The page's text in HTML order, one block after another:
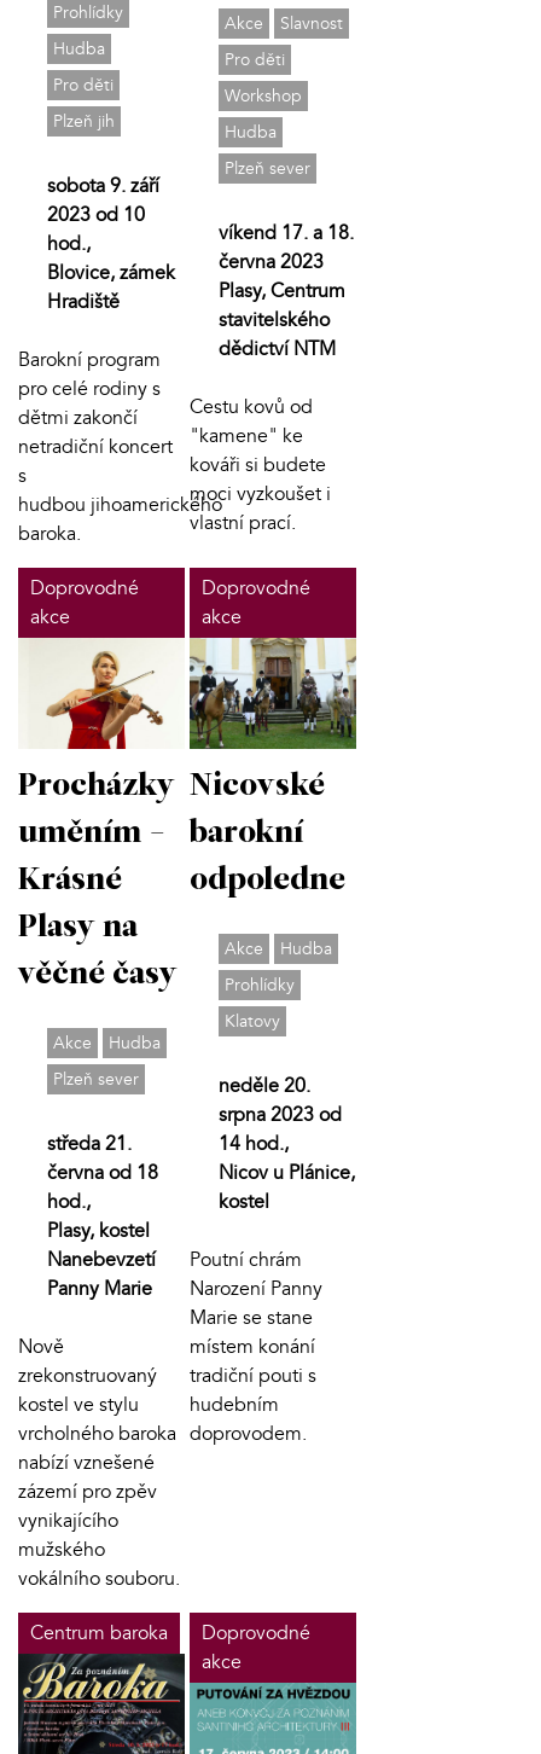
Prohlídky
Hudba
Pro děti
Plzeň jih
sobota 9. září
2023 od 10
hod.,
Blovice, zámek
Hradiště
Barokní program
pro celé rodiny s
dětmi zakončí
netradiční koncert
s
hudbou jihoamerického
baroka.
Akce
Slavnost
Pro děti
Workshop
Hudba
Plzeň sever
víkend 17. a 18.
června 2023
Plasy, Centrum
stavitelského
dědictví NTM
Cestu kovů od
"kamene" ke
kováři si budete
moci vyzkoušet i
vlastní prací.
Doprovodné
akce
Procházky
uměním -
Krásné
Plasy na
věčné časy
Akce
Hudba
Plzeň sever
středa 21.
června od 18
hod.,
Plasy, kostel
Nanebevzetí
Panny Marie
Nově
zrekonstruovaný
kostel ve stylu
vrcholného baroka
nabízí vznešené
zázemí pro zpěv
vynikajícího
mužského
vokálního souboru.
Doprovodné
akce
Nicovské
barokní
odpoledne
Akce
Hudba
Prohlídky
Klatovy
neděle 20.
srpna 2023 od
14 hod.,
Nicov u Plánice,
kostel
Poutní chrám
Narození Panny
Marie se stane
místem konání
tradiční pouti s
hudebním
doprovodem.
Centrum baroka
Doprovodné
akce